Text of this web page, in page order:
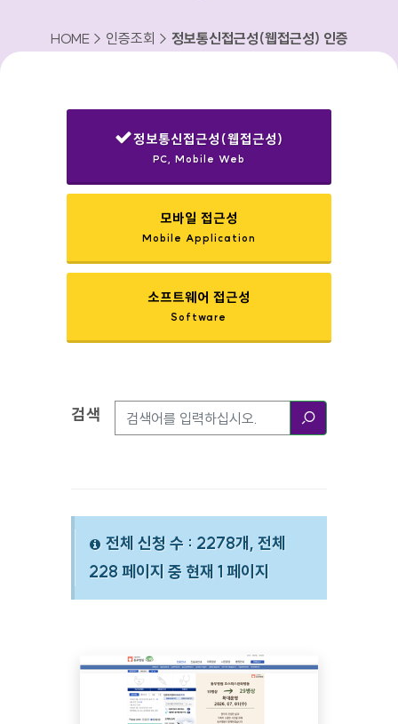
HOME > 인증조회 > 정보통신접근성(웹접근성) 인증
정보통신접근성(웹접근성)
PC, Mobile Web
모바일 접근성
Mobile Application
소프트웨어 접근성
Software
검색옵션
검색
전체 신청 수 : 2278개, 전체
228 페이지 중 현재 1 페이지